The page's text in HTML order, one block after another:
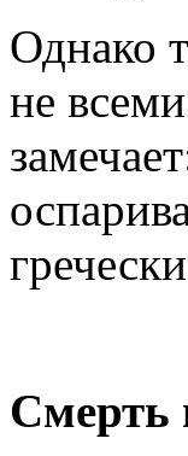
Однако
не
Смерть